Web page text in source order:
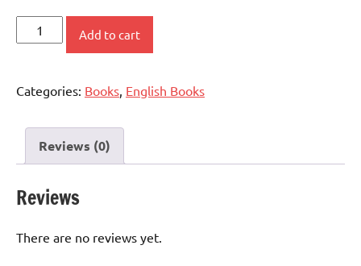
Manifesto
Communist
KARL
MARX
FEDRICH
ENGLES
Add to cart
Categories: Books English Books
Reviews (0)
Reviews
There are no reviews yet.